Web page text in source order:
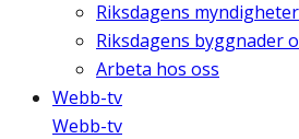
Riksdagens
Riksdagens byggnader
Arbeta hos oss
Webb-tv
Webb-tv